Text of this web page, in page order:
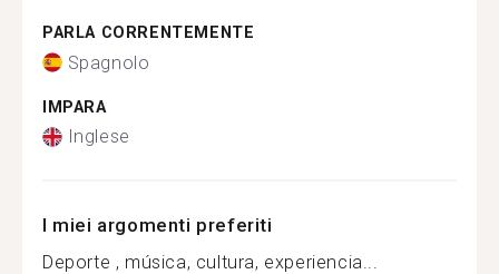
PARLA CORRENTEMENTE
Spagnolo
IMPARA
Inglese
I miei argomenti preferiti
Deporte , música, cultura, experiencia...